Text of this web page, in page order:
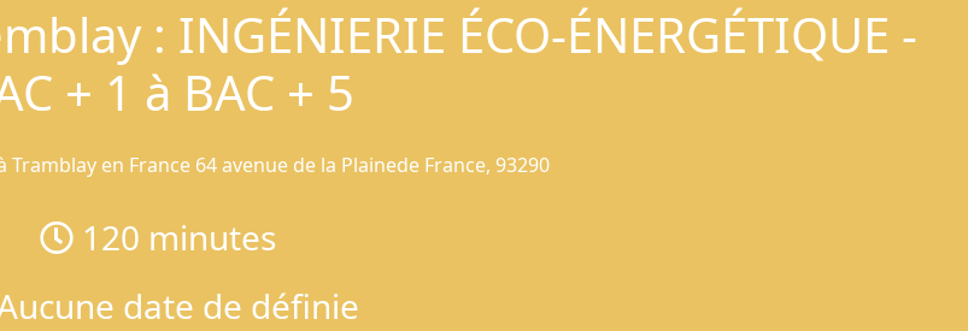
: INGÉNIERIE ÉCO-ÉNERGÉTIQUE -
+ 1 à BAC + 5
en France 64 avenue de la Plainede France, 93290
120 minutes
date de définie